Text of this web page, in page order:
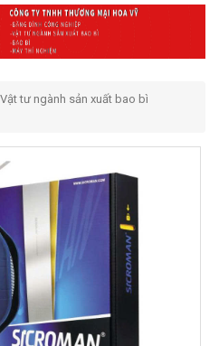
Vật tư ngành sản xuất bao bì